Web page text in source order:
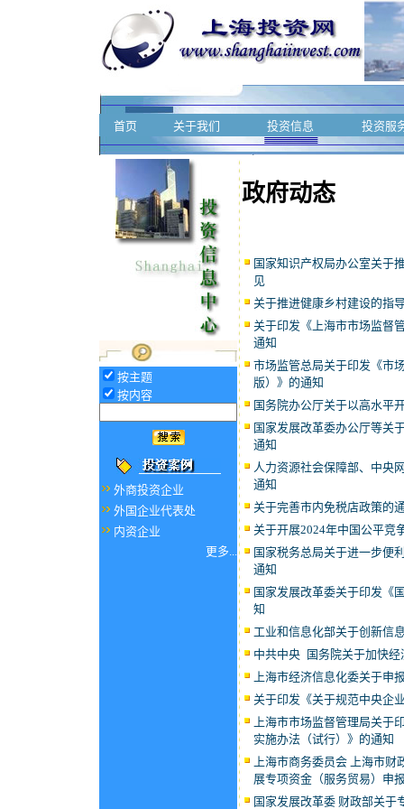
首页 关于我们 投资信息 投资服
按主题
按内容
外商投资企业
外国企业代表处
内资企业
更多...
政府动态
国家知识产权局办公室关于
见
关于推进健康乡村建设的指
关于印发《上海市市场监督
通知
市场监管总局关于印发《市
版）》的通知
国务院办公厅关于以高水平
国家发展改革委办公厅等关
通知
人力资源社会保障部、中央
通知
关于完善市内免税店政策的
关于开展2024年中国公平竞
国家税务总局关于进一步便
通知
国家发展改革委关于印发《
知
工业和信息化部关于创新信
中共中央 国务院关于加快
上海市经济信息化委关于申
关于印发《关于规范中央企
上海市市场监督管理局关于
实施办法（试行）》的通知
上海市商务委员会 上海市
展专项资金（服务贸易）申
国家发展改革委 财政部关于